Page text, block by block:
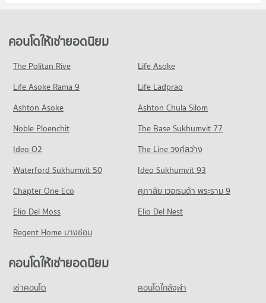
คอนโดให้เช่ายอดนิยม
The Politan Rive
Life Asoke
Life Asoke Rama 9
Life Ladprao
Ashton Asoke
Ashton Chula Silom
Noble Ploenchit
The Base Sukhumvit 77
Ideo O2
The Line วงศ์สว่าง
Waterford Sukhumvit 50
Ideo Sukhumvit 93
Chapter One Eco
ศุภาลัย เวอเรนด้า พระราม 9
Elio Del Moss
Elio Del Nest
Regent Home บางซ่อน
คอนโดให้เช่ายอดนิยม
เช่าคอนโด
คอนโดใกล้จุฬา